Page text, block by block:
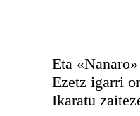
Eta «Nanaro»
Ezetz igarri
Ikaratu zaiteze: